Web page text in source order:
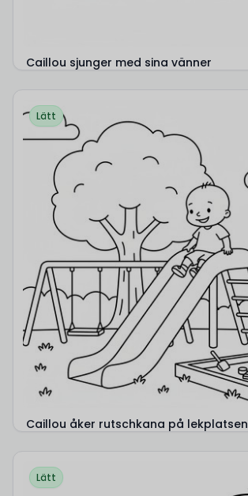
Caillou sjunger med sina vänner
Lätt
Caillou åker rutschkana på lekplatsen
Lätt